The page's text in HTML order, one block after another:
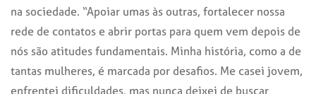
na sociedade. “Apoiar umas às outras, fortalecer nossa
rede de contatos e abrir portas para quem vem depois de
nós são atitudes fundamentais. Minha história, como a de
tantas mulheres, é marcada por desafios. Me casei jovem,
enfrentei dificuldades, mas nunca deixei de buscar